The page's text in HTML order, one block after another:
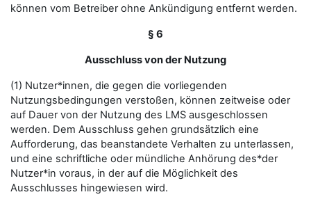
können vom Betreiber ohne Ankündigung entfernt werden.
§ 6
Ausschluss von der Nutzung
(1) Nutzer*innen, die gegen die vorliegenden
Nutzungsbedingungen verstoßen, können zeitweise oder
auf Dauer von der Nutzung des LMS ausgeschlossen
werden. Dem Ausschluss gehen grundsätzlich eine
Aufforderung, das beanstandete Verhalten zu unterlassen,
und eine schriftliche oder mündliche Anhörung des*der
Nutzer*in voraus, in der auf die Möglichkeit des
Ausschlusses hingewiesen wird.